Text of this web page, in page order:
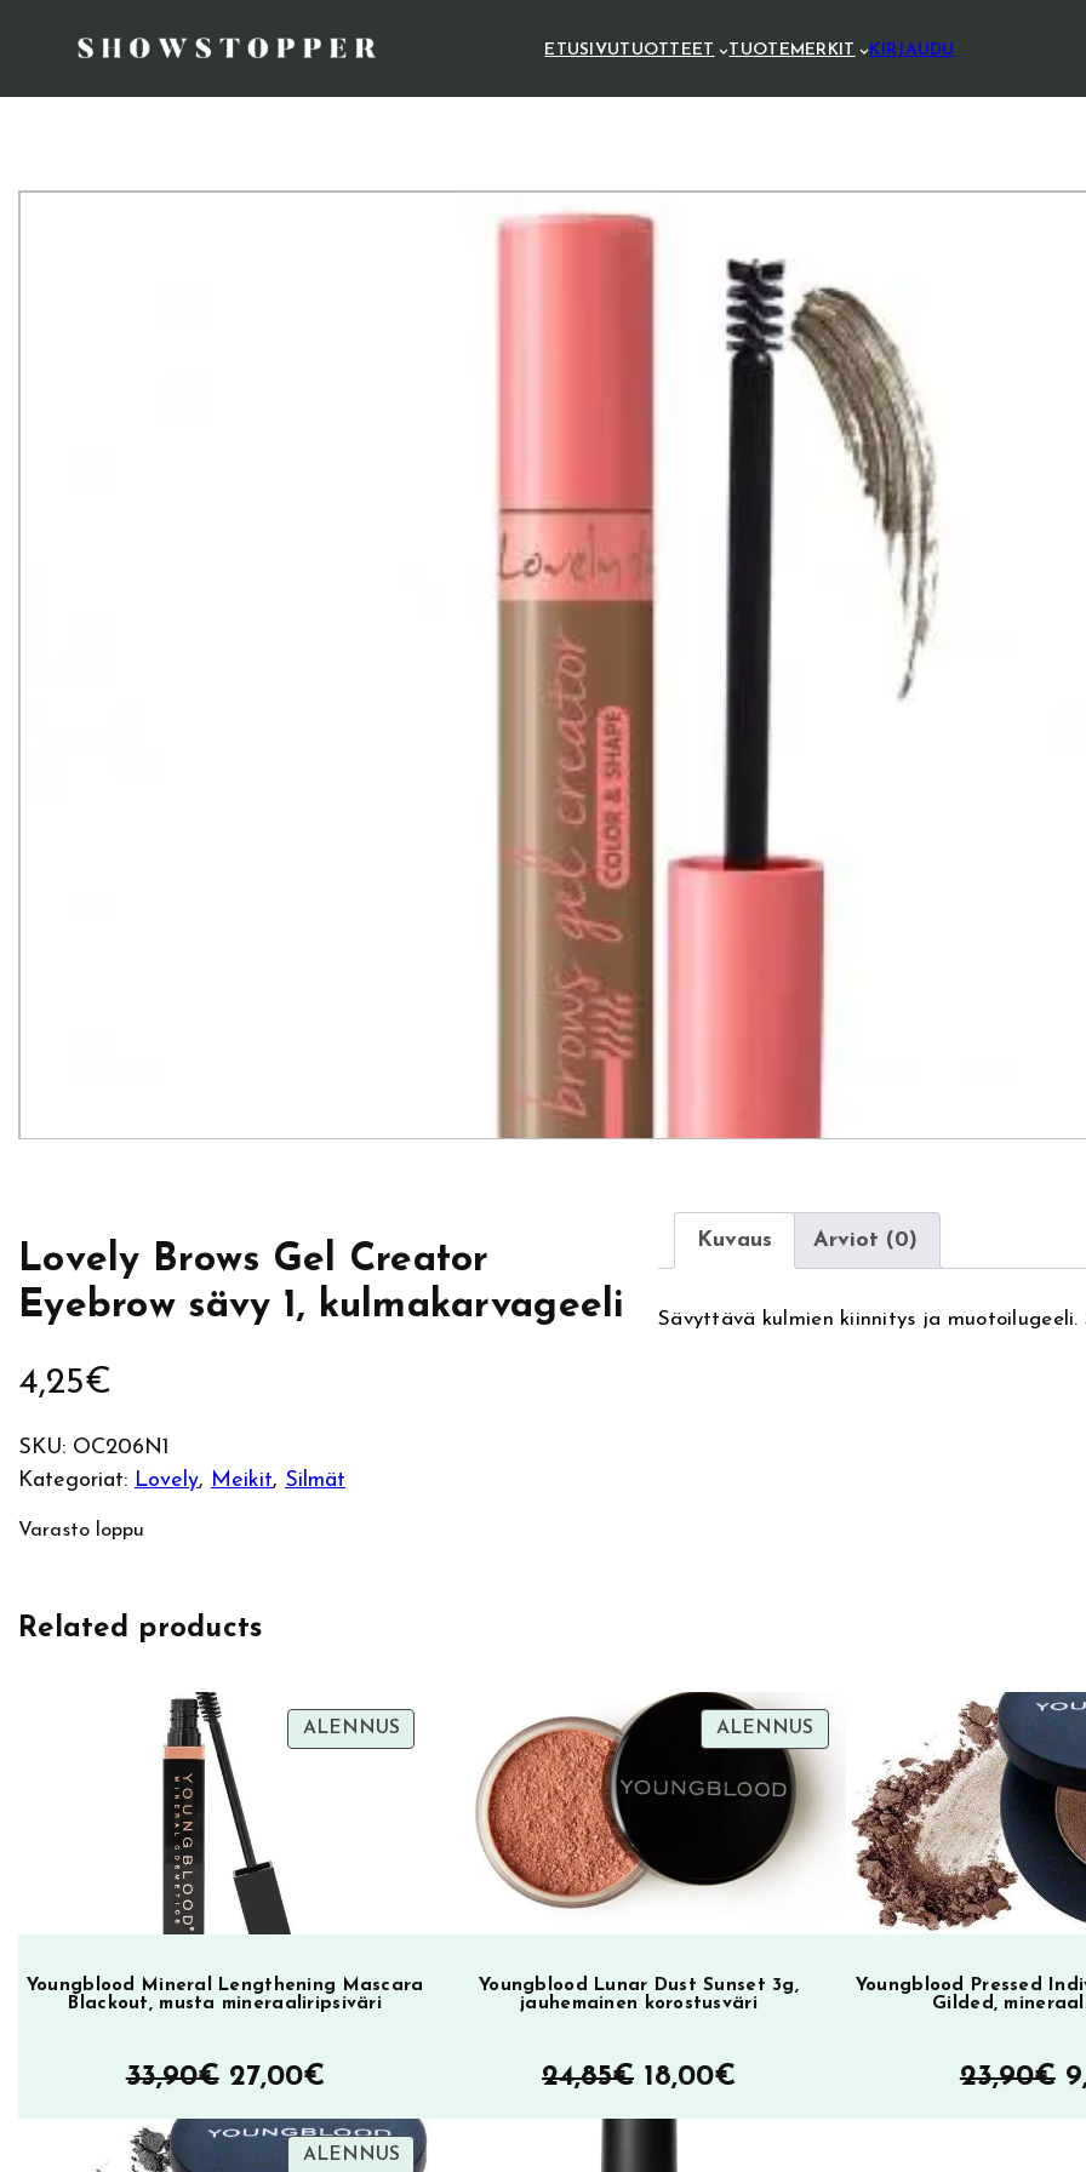
ETUSIVUTUOTTEET TUOTEMERKIT KIRJAUDU
Lovely Brows Gel Creator
Eyebrow sävy 1, kulmakarvageeli
4,25€
SKU: OC206N1
Kategoriat: Lovely, Meikit, Silmät
Varasto loppu
Kuvaus Arviot (0)
Sävyttävä kulmien kiinnitys ja muotoilugeeli.
Related products
ALENNUSTUOTE
ALENNUKSESSA
Youngblood Mineral Lengthening Mascara
Blackout, musta mineraaliripsiväri
33,90€ Alkuperäinen
hinta
27,00€Nykyinen
hinta
on:
ALENNUSTUOTE
ALENNUKSESSA
Youngblood Lunar Dust Sunset 3g,
jauhemainen korostusväri
24,85€ Alkuperäinen
hinta
18,00€
hinta
Youngblood Pressed
Gilded,
23,90€
ALENNUSTUOTE